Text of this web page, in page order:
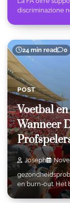
discriminazione
24 min read 0
POST
Voetbal
Wanneer
Joseph
en burn-out. Het